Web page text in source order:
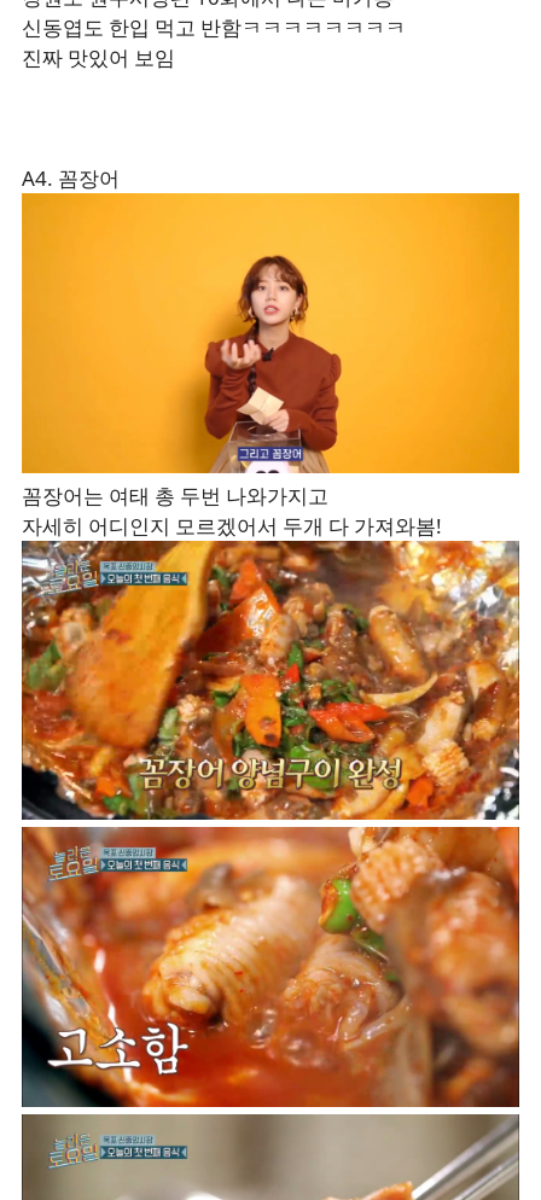
신동엽도 한입 먹고 반함ㅋㅋㅋㅋㅋㅋㅋㅋ
진짜 맛있어 보임
A4. 꼼장어
꼼장어는 여태 총 두번 나와가지고
자세히 어디인지 모르겠어서 두개 다 가져와봄!